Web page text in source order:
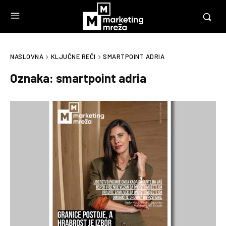
NASLOVNA KLJUČNE REČI SMARTPOINT ADRIA
Oznaka: smartpoint adria